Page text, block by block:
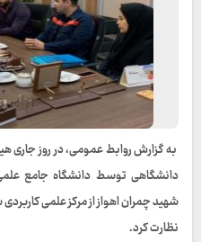
به گزارش روابط عمومی، در روز جاری
دانشگاهی توسط دانشگاه جامع
شهید چمران اهواز از مرکز علمی
نظارت کرد.